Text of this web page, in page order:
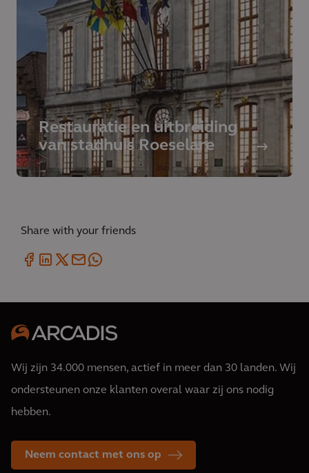
Restauratie en uitbreiding
van stadhuis Roeselare
Share with your friends
Wij zijn 34.000 mensen, actief in meer dan 30 landen. Wij
ondersteunen onze klanten overal waar zij ons nodig
hebben.
Neem contact met ons op